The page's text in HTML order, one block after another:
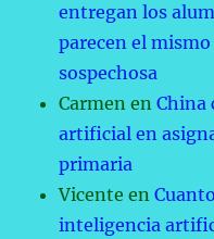
entregan los
parecen el
sospechosa
Carmen enChina
artificial en
primaria
Vicente en
inteligencia